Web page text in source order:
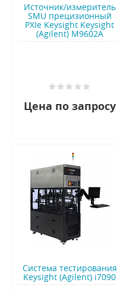
Источник/измеритель
SMU прецизионный
PXIe Keysight Keysight
(Agilent) M9602A
Цена по запросу
Система тестирования
Keysight (Agilent) i7090